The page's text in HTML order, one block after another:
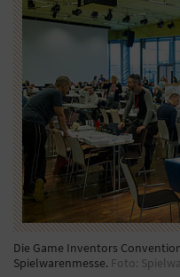
Die Game Inventors
Spielwarenmesse. Foto: